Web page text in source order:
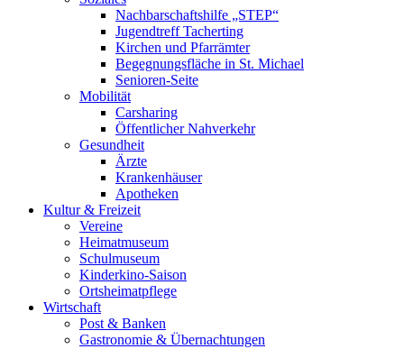
Nachbarschaftshilfe „STEP“
Jugendtreff Tacherting
Kirchen und Pfarrämter
Begegnungsfläche in St. Michael
Senioren-Seite
Mobilität
Carsharing
Öffentlicher Nahverkehr
Gesundheit
Ärzte
Krankenhäuser
Apotheken
Kultur & Freizeit
Vereine
Heimatmuseum
Schulmuseum
Kinderkino-Saison
Ortsheimatpflege
Wirtschaft
Post & Banken
Gastronomie & Übernachtungen